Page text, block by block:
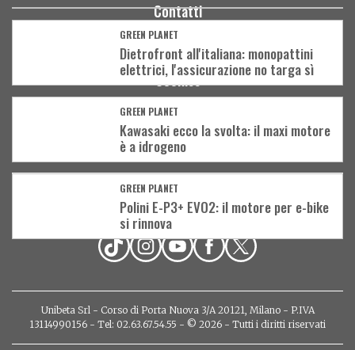
GREEN PLANET
Dietrofront all'italiana: monopattini
elettrici, l'assicurazione no targa sì
GREEN PLANET
Kawasaki ecco la svolta: il maxi motore
è a idrogeno
GREEN PLANET
Polini E-P3+ EVO2: il motore per e-bike
si rinnova
Contatti
Pubblicità
Privacy
Cookies
Condizioni d'uso
Community policy
Notifiche push
ABBONATI ALLA RIVISTA
Unibeta Srl - Corso di Porta Nuova 3/A 20121, Milano - P.IVA
13114990156 - Tel: 02.63.67.54.55 - © 2026 - Tutti i diritti riservati